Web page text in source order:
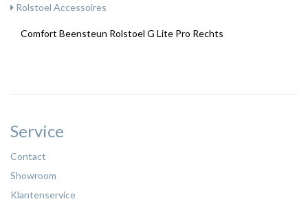
Rolstoel Accessoires
Comfort Beensteun Rolstoel G Lite Pro Rechts
Service
Contact
Showroom
Klantenservice